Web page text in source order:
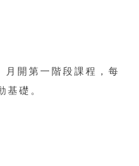
開第一階段課程，每
基礎。